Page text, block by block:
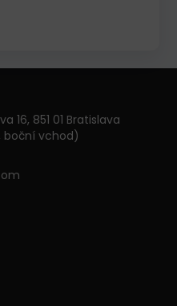
16, 851 01 Bratislava
boční vchod)